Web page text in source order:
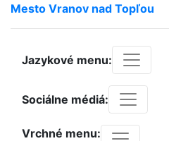
Mesto Vranov nad Topľou
Jazykové menu:
Sociálne médiá:
Vrchné menu: